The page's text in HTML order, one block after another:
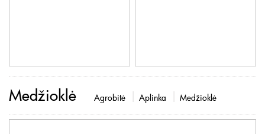
Medžioklė Agrobitė Aplinka Medžioklė